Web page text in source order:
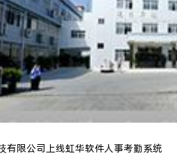
有限公司上线虹华软件人事考勤系统